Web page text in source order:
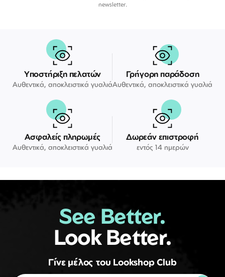
newsletter.
Υποστήριξη πελατών
Αυθεντικά, αποκλειστικά γυαλιά
Γρήγορη παράδοση
Αυθεντικά, αποκλειστικά γυαλιά
Ασφαλείς πληρωμές
Αυθεντικά, αποκλειστικά γυαλιά
Δωρεάν επιστροφή
εντός 14 ημερών
See Better.
Look Better.
Γίνε μέλος του Lookshop Club